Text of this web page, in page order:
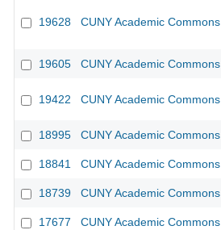
19628 CUNY Academic Commons
19605 CUNY Academic Commons
19422 CUNY Academic Commons
18995 CUNY Academic Commons
18841 CUNY Academic Commons
18739 CUNY Academic Commons
17677 CUNY Academic Commons